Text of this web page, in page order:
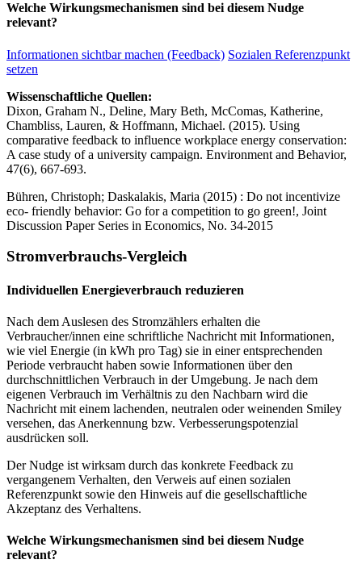
Welche Wirkungsmechanismen sind bei diesem Nudge
relevant?
Informationen sichtbar machen (Feedback) Sozialen Referenzpunkt
setzen
Wissenschaftliche Quellen:
Dixon, Graham N., Deline, Mary Beth, McComas, Katherine,
Chambliss, Lauren, & Hoffmann, Michael. (2015). Using
comparative feedback to influence workplace energy conservation:
A case study of a university campaign. Environment and Behavior,
47(6), 667-693.
Bühren, Christoph; Daskalakis, Maria (2015) : Do not incentivize
eco- friendly behavior: Go for a competition to go green!, Joint
Discussion Paper Series in Economics, No. 34-2015
Stromverbrauchs-Vergleich
Individuellen Energieverbrauch reduzieren
Nach dem Auslesen des Stromzählers erhalten die
Verbraucher/innen eine schriftliche Nachricht mit Informationen,
wie viel Energie (in kWh pro Tag) sie in einer entsprechenden
Periode verbraucht haben sowie Informationen über den
durchschnittlichen Verbrauch in der Umgebung. Je nach dem
eigenen Verbrauch im Verhältnis zu den Nachbarn wird die
Nachricht mit einem lachenden, neutralen oder weinenden Smiley
versehen, das Anerkennung bzw. Verbesserungspotenzial
ausdrücken soll.
Der Nudge ist wirksam durch das konkrete Feedback zu
vergangenem Verhalten, den Verweis auf einen sozialen
Referenzpunkt sowie den Hinweis auf die gesellschaftliche
Akzeptanz des Verhaltens.
Welche Wirkungsmechanismen sind bei diesem Nudge
relevant?